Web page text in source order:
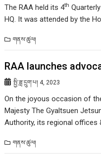
The RAA held its 4th
HQ. It was attended by the
གནས་ཚུལ།
RAA launches
སྤྱི་ཟླ་དྲུག་པ། 4, 2023
On the joyous occasion of
Majesty The Gyaltsuen
Authority, its regional offices
གནས་ཚུལ།